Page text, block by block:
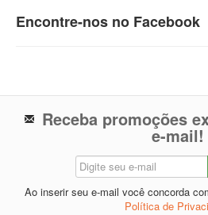
Encontre-nos no Facebook
Receba promoções
e-mail!
Ao inserir seu e-mail você concorda
Política de